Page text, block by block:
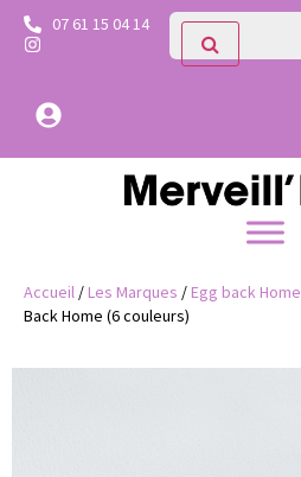
07 61 15 04 14
Accueil /Les Marques /Egg back Home
Back Home (6 couleurs)